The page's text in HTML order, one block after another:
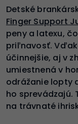
Detské
Finger Support
peny a latexu,
priľnavosť.
účinnejšie, aj v
umiestnená v
odrážanie lopty
ho sprevádzajú.
na trávnaté